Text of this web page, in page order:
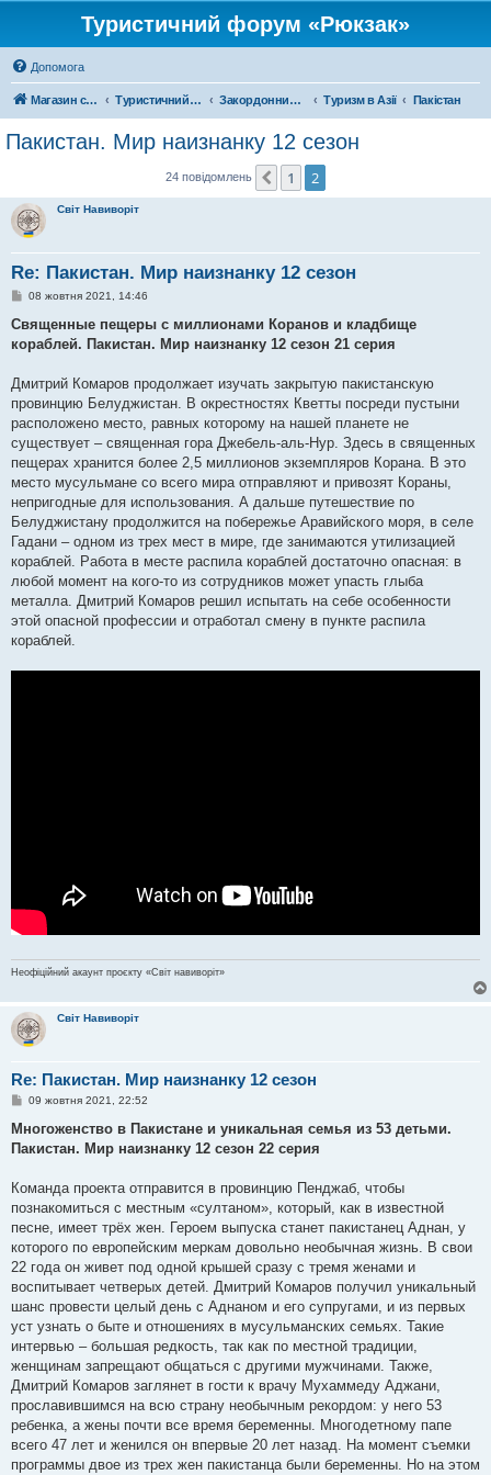
Туристичний форум «Рюкзак»
Допомога
Магазин спорядження Туристичний форум «Рюкзак» Закордонний туризм Туризм в Азії Пакістан
Пакистан. Мир наизнанку 12 сезон
24 повідомлень Поперед.
1 2
Світ Навиворіт
Re: Пакистан. Мир наизнанку 12 сезон
П
в
д
л
е
н
я
08 жовтня 2021, 14:46
Священные пещеры с миллионами Коранов и кладбище
кораблей. Пакистан. Мир наизнанку 12 сезон 21 серия
Дмитрий Комаров продолжает изучать закрытую пакистанскую
провинцию Белуджистан. В окрестностях Кветты посреди пустыни
расположено место, равных которому на нашей планете не
существует – священная гора Джебель-аль-Нур. Здесь в священных
пещерах хранится более 2,5 миллионов экземпляров Корана. В это
место мусульмане со всего мира отправляют и привозят Кораны,
непригодные для использования. А дальше путешествие по
Белуджистану продолжится на побережье Аравийского моря, в селе
Гадани – одном из трех мест в мире, где занимаются утилизацией
кораблей. Работа в месте распила кораблей достаточно опасная: в
любой момент на кого-то из сотрудников может упасть глыба
металла. Дмитрий Комаров решил испытать на себе особенности
этой опасной профессии и отработал смену в пункте распила
кораблей.
Неофіційний акаунт проєкту «Світ навиворіт»
Світ Навиворіт
Re: Пакистан. Мир наизнанку 12 сезон
П
в
д
л
е
н
я
09 жовтня 2021, 22:52
Многоженство в Пакистане и уникальная семья из 53 детьми.
Пакистан. Мир наизнанку 12 сезон 22 серия
Команда проекта отправится в провинцию Пенджаб, чтобы
познакомиться с местным «султаном», который, как в известной
песне, имеет трёх жен. Героем выпуска станет пакистанец Аднан, у
которого по европейским меркам довольно необычная жизнь. В свои
22 года он живет под одной крышей сразу с тремя женами и
воспитывает четверых детей. Дмитрий Комаров получил уникальный
шанс провести целый день с Аднаном и его супругами, и из первых
уст узнать о быте и отношениях в мусульманских семьях. Такие
интервью – большая редкость, так как по местной традиции,
женщинам запрещают общаться с другими мужчинами. Также,
Дмитрий Комаров заглянет в гости к врачу Мухаммеду Аджани,
прославившимся на всю страну необычным рекордом: у него 53
ребенка, а жены почти все время беременны. Многодетному папе
всего 47 лет и женился он впервые 20 лет назад. На момент съемки
программы двое из трех жен пакистанца были беременны. Но на этом